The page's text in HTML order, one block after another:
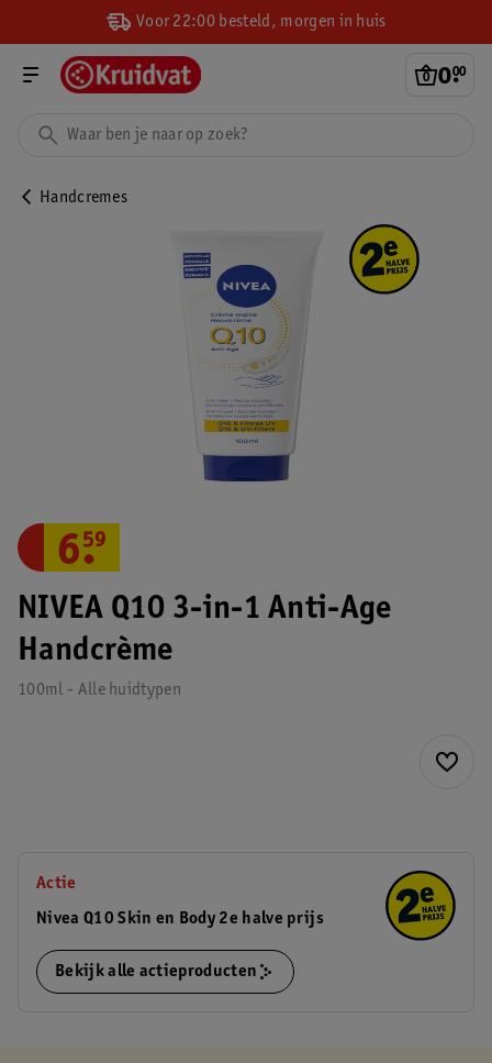
Voor 22:00 besteld, morgen in huis
0.
00
Handcremes
NIVEA Q10 3-in-1 Anti-Age
Handcrème
100ml - Alle huidtypen
6.
59
Actie
Nivea Q10 Skin en Body 2e halve prijs
Bekijk alle actieproducten